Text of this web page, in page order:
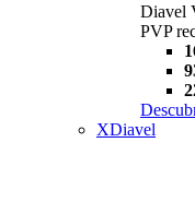
Diavel
PVP
XDiavel